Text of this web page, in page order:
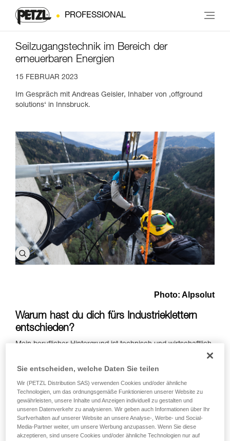
PROFESSIONAL
Seilzugangstechnik im Bereich der
erneuerbaren Energien
15 FEBRUAR 2023
Im Gespräch mit Andreas Geisler, Inhaber von ‚offground
solutions‘ in Innsbruck.
Photo: Alpsolut
Warum hast du dich fürs Industrieklettern
entschieden?
Mein beruflicher Hintergrund ist technisch und wirtschaftlich
Skiführer. Dadurch entstand meine Affinität zur Seiltechnik
durch einen Zufall im Jahr 2000 beim Neubau der
Olympiasprungschanze in Innsbruck. Bei meinem ersten
Industriekletter-Job arbeitete ich dort in einem 50 Meter
hohen Aufzugsschacht.
Als einer der Ersten in Westösterreich setzte ich mich mit
Sie entscheiden, welche Daten Sie teilen
Wir (PETZL Distribution SAS) verwenden Cookies und/oder ähnliche
Technologien, um das ordnungsgemäße Funktionieren unserer Website zu
gewährleisten, unsere Inhalte und Anzeigen individuell zu gestalten und
unseren Datenverkehr zu analysieren. Wir geben auch Informationen über Ihr
Surfverhalten auf unserer Website an unsere Analyse-, Werbe- und Social-
Media-Partner weiter, um unsere Werbung anzupassen. Wenn Sie diese
akzeptieren, sind unsere Cookies und/oder ähnliche Technologien nur auf